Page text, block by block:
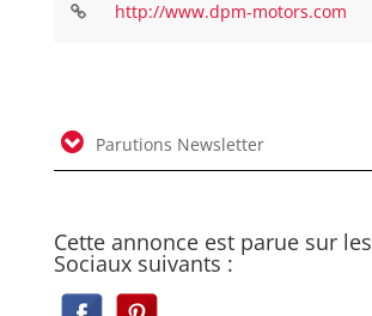
http://www.dpm-motors.com
Parutions Newsletter
Cette annonce est parue sur
Sociaux suivants :